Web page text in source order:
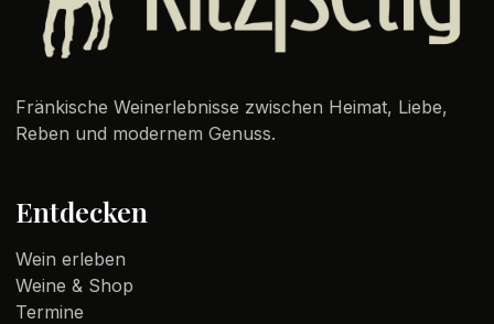
Fränkische Weinerlebnisse zwischen Heimat, Liebe,
Reben und modernem Genuss.
Entdecken
Wein erleben
Weine & Shop
Termine